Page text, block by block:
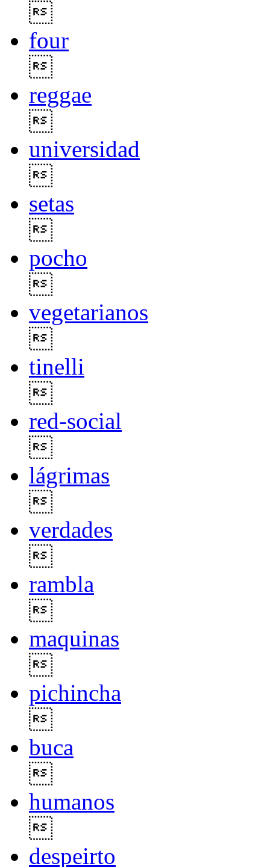
four
reggae
universidad
setas
pocho
vegetarianos
tinelli
red-social
lágrimas
verdades
rambla
maquinas
pichincha
buca
humanos
despeirto